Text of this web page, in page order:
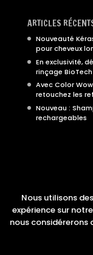
ARTICLES
Nouveauté
pour cheveux
En exclusivité,
rinçage
Avec Color
retouchez les
Nouveau :
rechargeables
©
Nous utilisons
expérience sur
nous considérerons